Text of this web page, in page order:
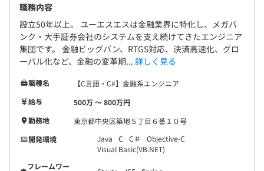
職務内容
設立50年以上。 ユーエスエスは金融業界に特化し、メガバ
ンク・大手証券会社のシステムを支え続けてきたエンジニア
集団です。 金融ビッグバン、RTGS対応、決済高速化、グロ
ーバル化など、金融の変革期... 詳しく見る
職種名
【C言語・C#】金融系エンジニア
給与
500万 〜 800万円
勤務地
東京都中央区築地５丁目６番１０号
開発環境
Java C C＃
Objective-C
Visual Basic(VB.NET)
フレームワー